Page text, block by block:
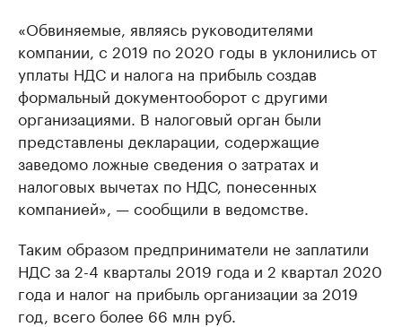
«Обвиняемые, являясь руководителями
компании, с 2019 по 2020 годы в уклонились от
уплаты НДС и налога на прибыль создав
формальный документооборот с другими
организациями. В налоговый орган были
представлены декларации, содержащие
заведомо ложные сведения о затратах и
налоговых вычетах по НДС, понесенных
компанией», — сообщили в ведомстве.
Таким образом предприниматели не заплатили
НДС за 2-4 кварталы 2019 года и 2 квартал 2020
года и налог на прибыль организации за 2019
год, всего более 66 млн руб.